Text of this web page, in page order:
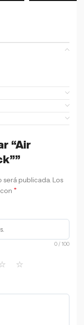
“Air
publicada. Los
*
0 / 100
⭐